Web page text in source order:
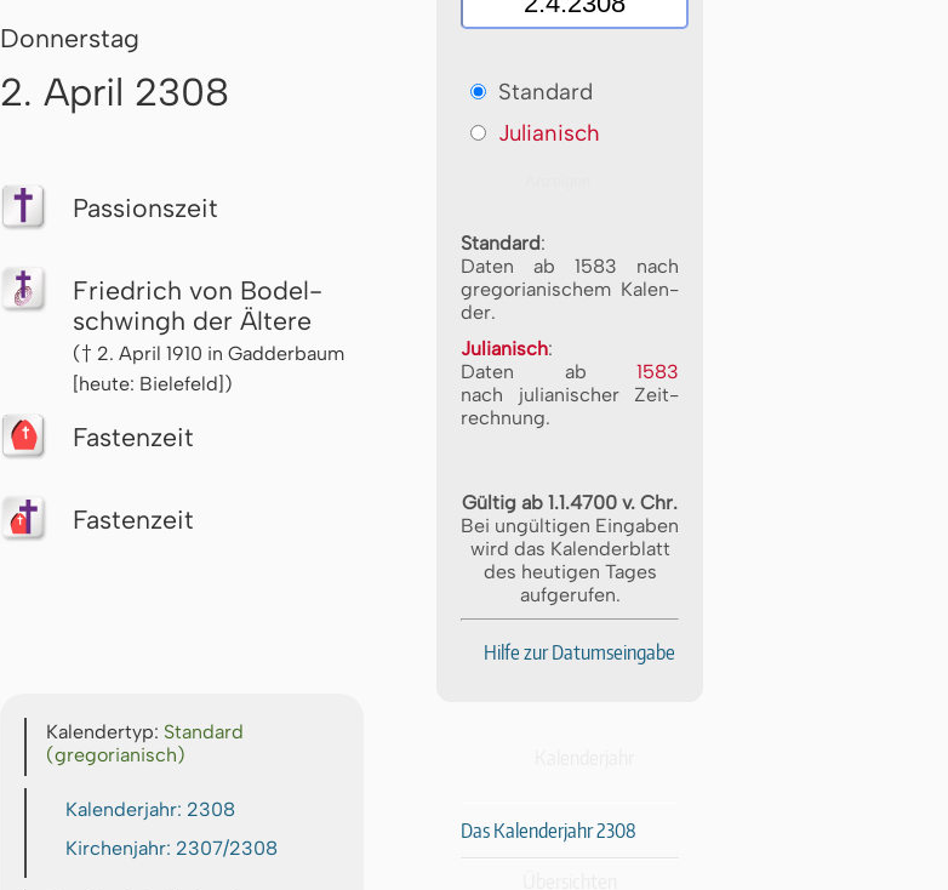
Donnerstag
2. April 2308
Passionszeit
Friedrich von Bodel­
schwingh der Ältere
(† 2. April 1910 in Gadderbaum
[heute: Bielefeld])
Fastenzeit
Fastenzeit
Kalendertyp: Standard
(gregorianisch)
Kalenderjahr: 2308
Kirchenjahr: 2307/2308
Standard
Julianisch
Standard:
Daten ab 1583 nach
gre­go­ri­a­ni­schem Ka­len­
der.
Julianisch:
Daten ab 1583
nach ju­li­a­ni­scher Zeit­
rech­nung.
Gültig ab 1.1.4700 v. Chr.
Bei ungültigen Eingaben
wird das Kalenderblatt
des heutigen Tages
aufgerufen.
Hilfe zur Datumseingabe
Das Kalenderjahr 2308